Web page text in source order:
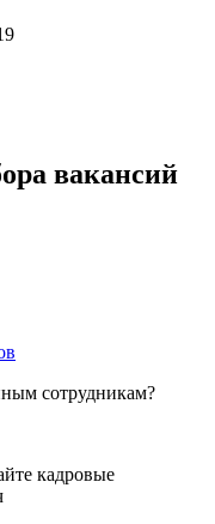
вакансий
сотрудникам?
кадровые